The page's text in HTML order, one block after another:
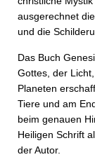
ausgerechnet
und die
Das Buch
Gottes, der
Planeten
Tiere und am
beim genauen
Heiligen Schrift
der Autor.